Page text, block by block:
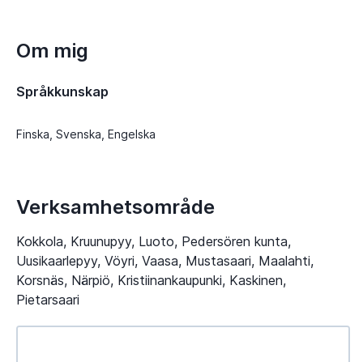
Om mig
Språkkunskap
Finska, Svenska, Engelska
Verksamhetsområde
Kokkola, Kruunupyy, Luoto, Pedersören kunta,
Uusikaarlepyy, Vöyri, Vaasa, Mustasaari, Maalahti,
Korsnäs, Närpiö, Kristiinankaupunki, Kaskinen,
Pietarsaari